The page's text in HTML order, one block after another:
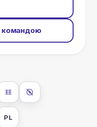
командою
даних у сховищі
даних під час
Ізоляція даних
Без навчання
PL